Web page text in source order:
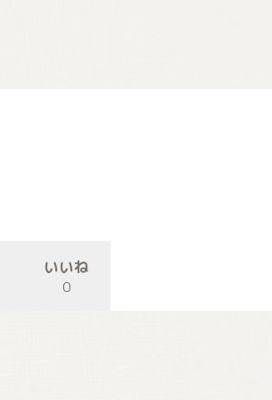
いいね
0